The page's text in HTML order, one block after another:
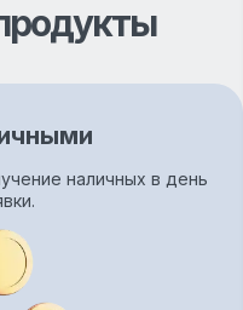
наличных в день